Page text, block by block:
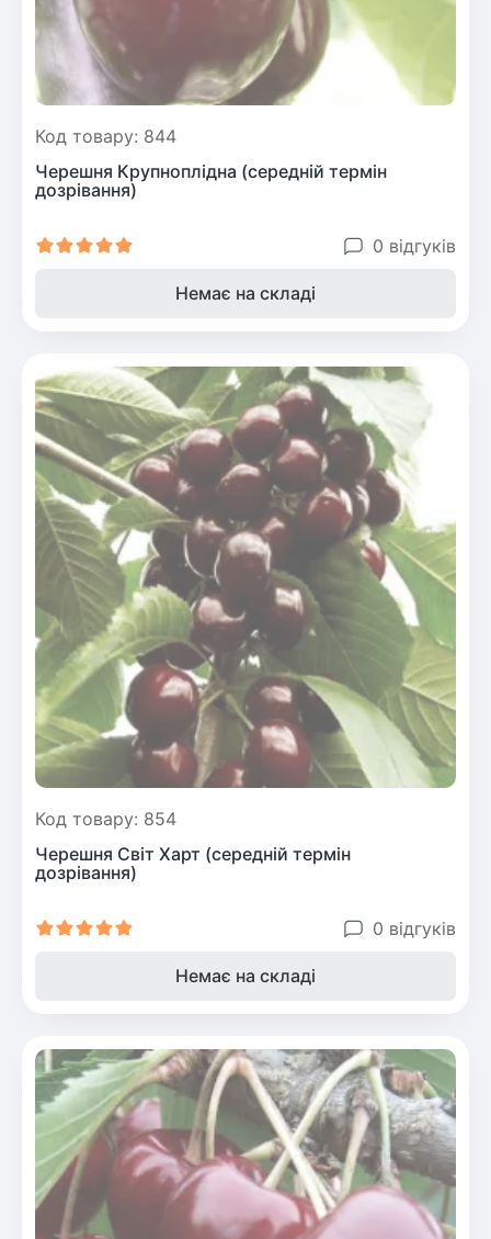
Код товару: 844
Черешня Крупноплідна (середній термін
дозрівання)
0 відгуків
Немає на складі
Код товару: 854
Черешня Світ Харт (середній термін
дозрівання)
0 відгуків
Немає на складі